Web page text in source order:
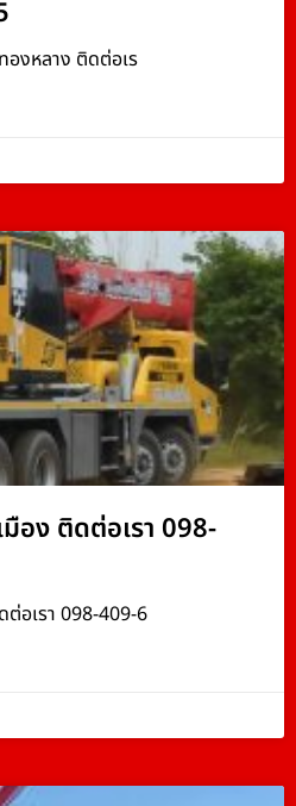
องหลาง ติดต่อเร
อง ติดต่อเรา 098-
ต่อเรา 098-409-6